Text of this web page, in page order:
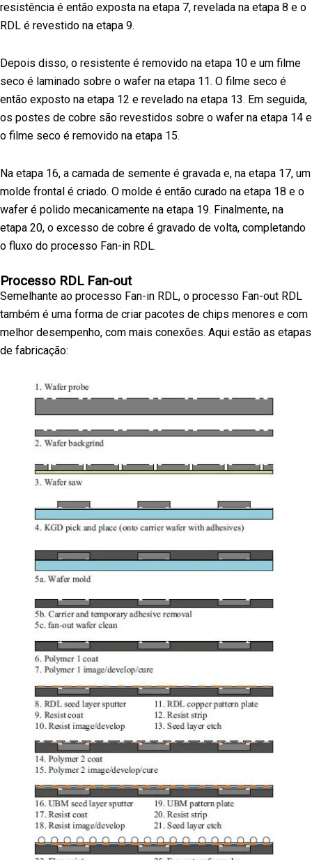
resistência é então exposta na etapa 7, revelada na etapa 8 e o
RDL é revestido na etapa 9.
Depois disso, o resistente é removido na etapa 10 e um filme
seco é laminado sobre o wafer na etapa 11. O filme seco é
então exposto na etapa 12 e revelado na etapa 13. Em seguida,
os postes de cobre são revestidos sobre o wafer na etapa 14 e
o filme seco é removido na etapa 15.
Na etapa 16, a camada de semente é gravada e, na etapa 17, um
molde frontal é criado. O molde é então curado na etapa 18 e o
wafer é polido mecanicamente na etapa 19. Finalmente, na
etapa 20, o excesso de cobre é gravado de volta, completando
o fluxo do processo Fan-in RDL.
Processo RDL Fan-out
Semelhante ao processo Fan-in RDL, o processo Fan-out RDL
também é uma forma de criar pacotes de chips menores e com
melhor desempenho, com mais conexões. Aqui estão as etapas
de fabricação: